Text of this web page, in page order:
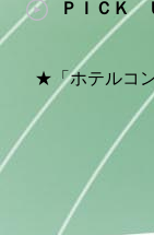
ＰＩＣＫ
★「ホテルコ